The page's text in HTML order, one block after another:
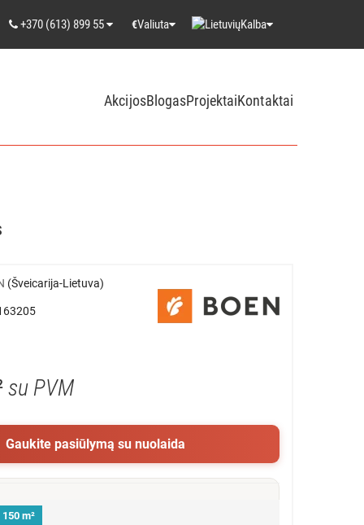
+370 (613) 899 55 €Valiuta Kalba
AkcijosBlogasProjektaiKontaktai
(Šveicarija-Lietuva)
su PVM
Gaukite pasiūlymą su nuolaida
m²